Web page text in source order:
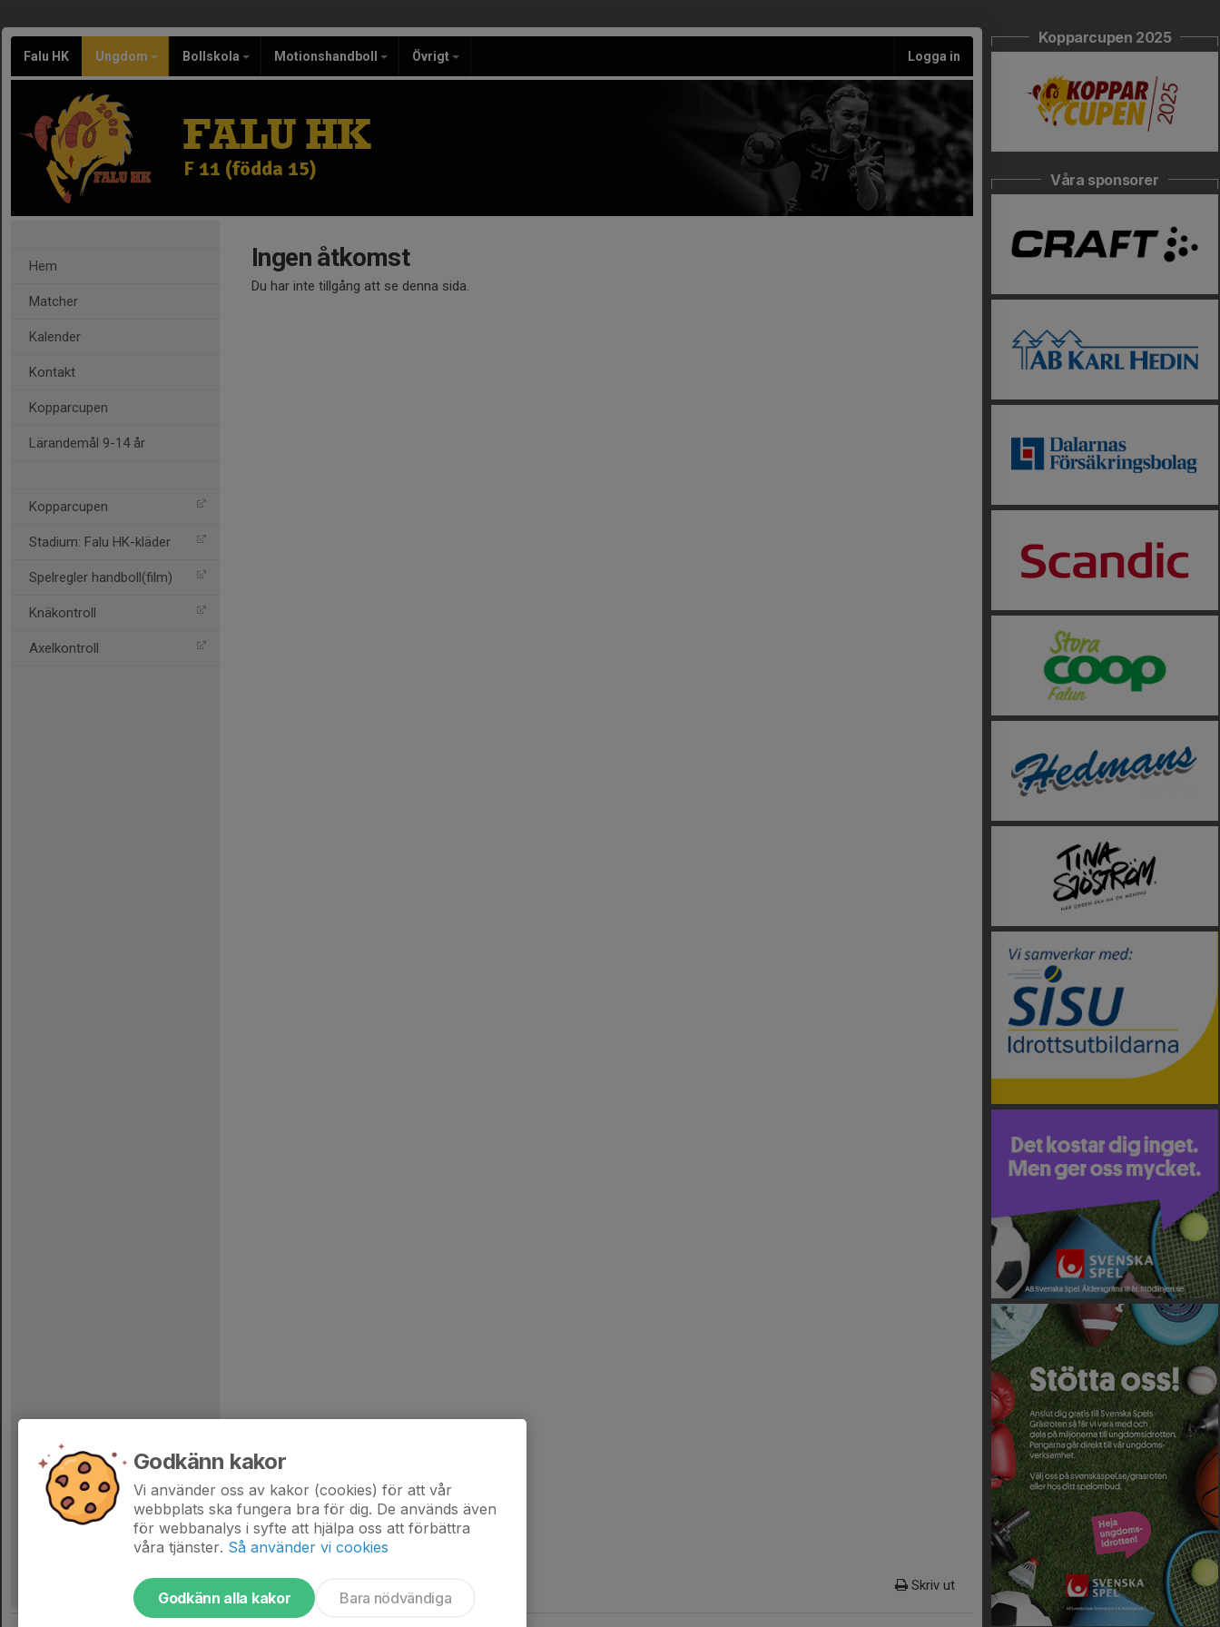
Falu HK Ungdom Bollskola Motionshandboll Övrigt Logga in
FALU HK
F 11 (födda 15)
Hem
Matcher
Kalender
Kontakt
Kopparcupen
Lärandemål 9-14 år
Kopparcupen
Stadium: Falu HK-kläder
Spelregler handboll(film)
Knäkontroll
Axelkontroll
Ingen åtkomst
Du har inte tillgång att se denna sida.
Skriv ut
Kopparcupen 2025
Våra sponsorer
Godkänn kakor
Vi använder oss av kakor (cookies) för att vår
webbplats ska fungera bra för dig. De används även
för webbanalys i syfte att hjälpa oss att förbättra
våra tjänster. Så använder vi cookies
Godkänn alla kakor Bara nödvändiga